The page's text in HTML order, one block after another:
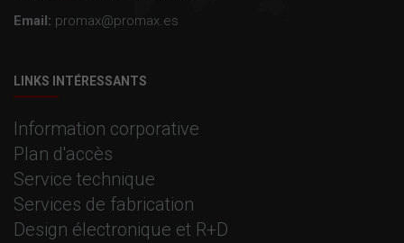
Email: promax@promax.es
LINKS INTÉRESSANTS
Information corporative
Plan d'accès
Service technique
Services de fabrication
Design électronique et R+D